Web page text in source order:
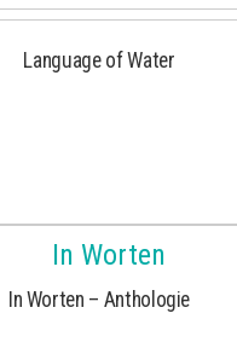
Language of Water
In Worten – Anthologie